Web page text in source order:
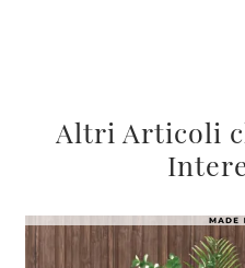
Altri Articoli